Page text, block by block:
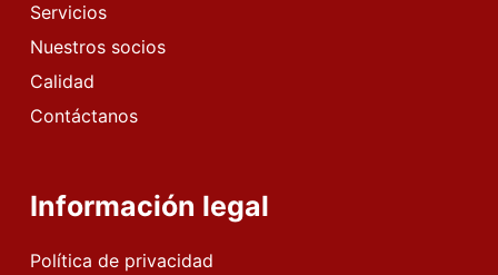
Servicios
Nuestros socios
Calidad
Contáctanos
Información legal
Política de privacidad